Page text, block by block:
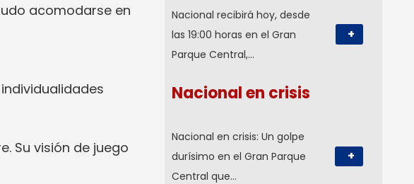
acomodarse en
Su visión de juego
Nacional recibirá hoy, desde
las 19:00 horas en el Gran
Parque Central,…
+
Nacional en crisis
Nacional en crisis: Un golpe
durísimo en el Gran Parque
Central que…
+